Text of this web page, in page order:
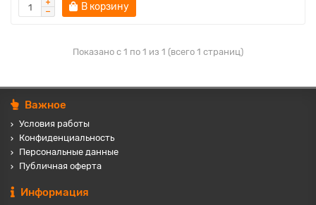
В корзину
Показано с 1 по 1 из 1 (всего 1 страниц)
Важное
Условия работы
Конфиденциальность
Персональные данные
Публичная оферта
Информация